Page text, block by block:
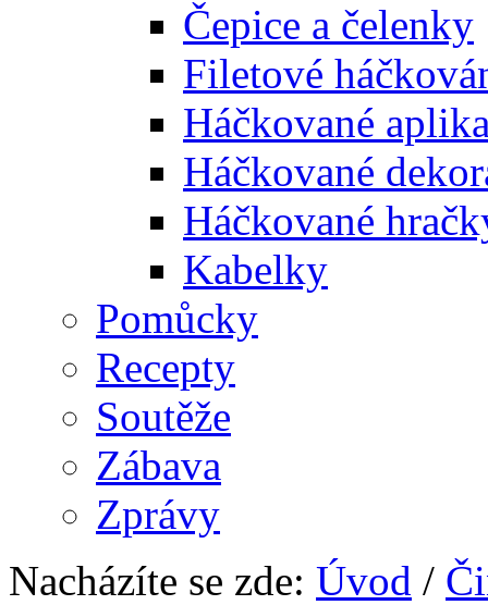
Čepice a čelenky
Filetové
Háčkované
Háčkované
Háčkované
Kabelky
Pomůcky
Recepty
Soutěže
Zábava
Zprávy
Nacházíte se zde: Úvod /